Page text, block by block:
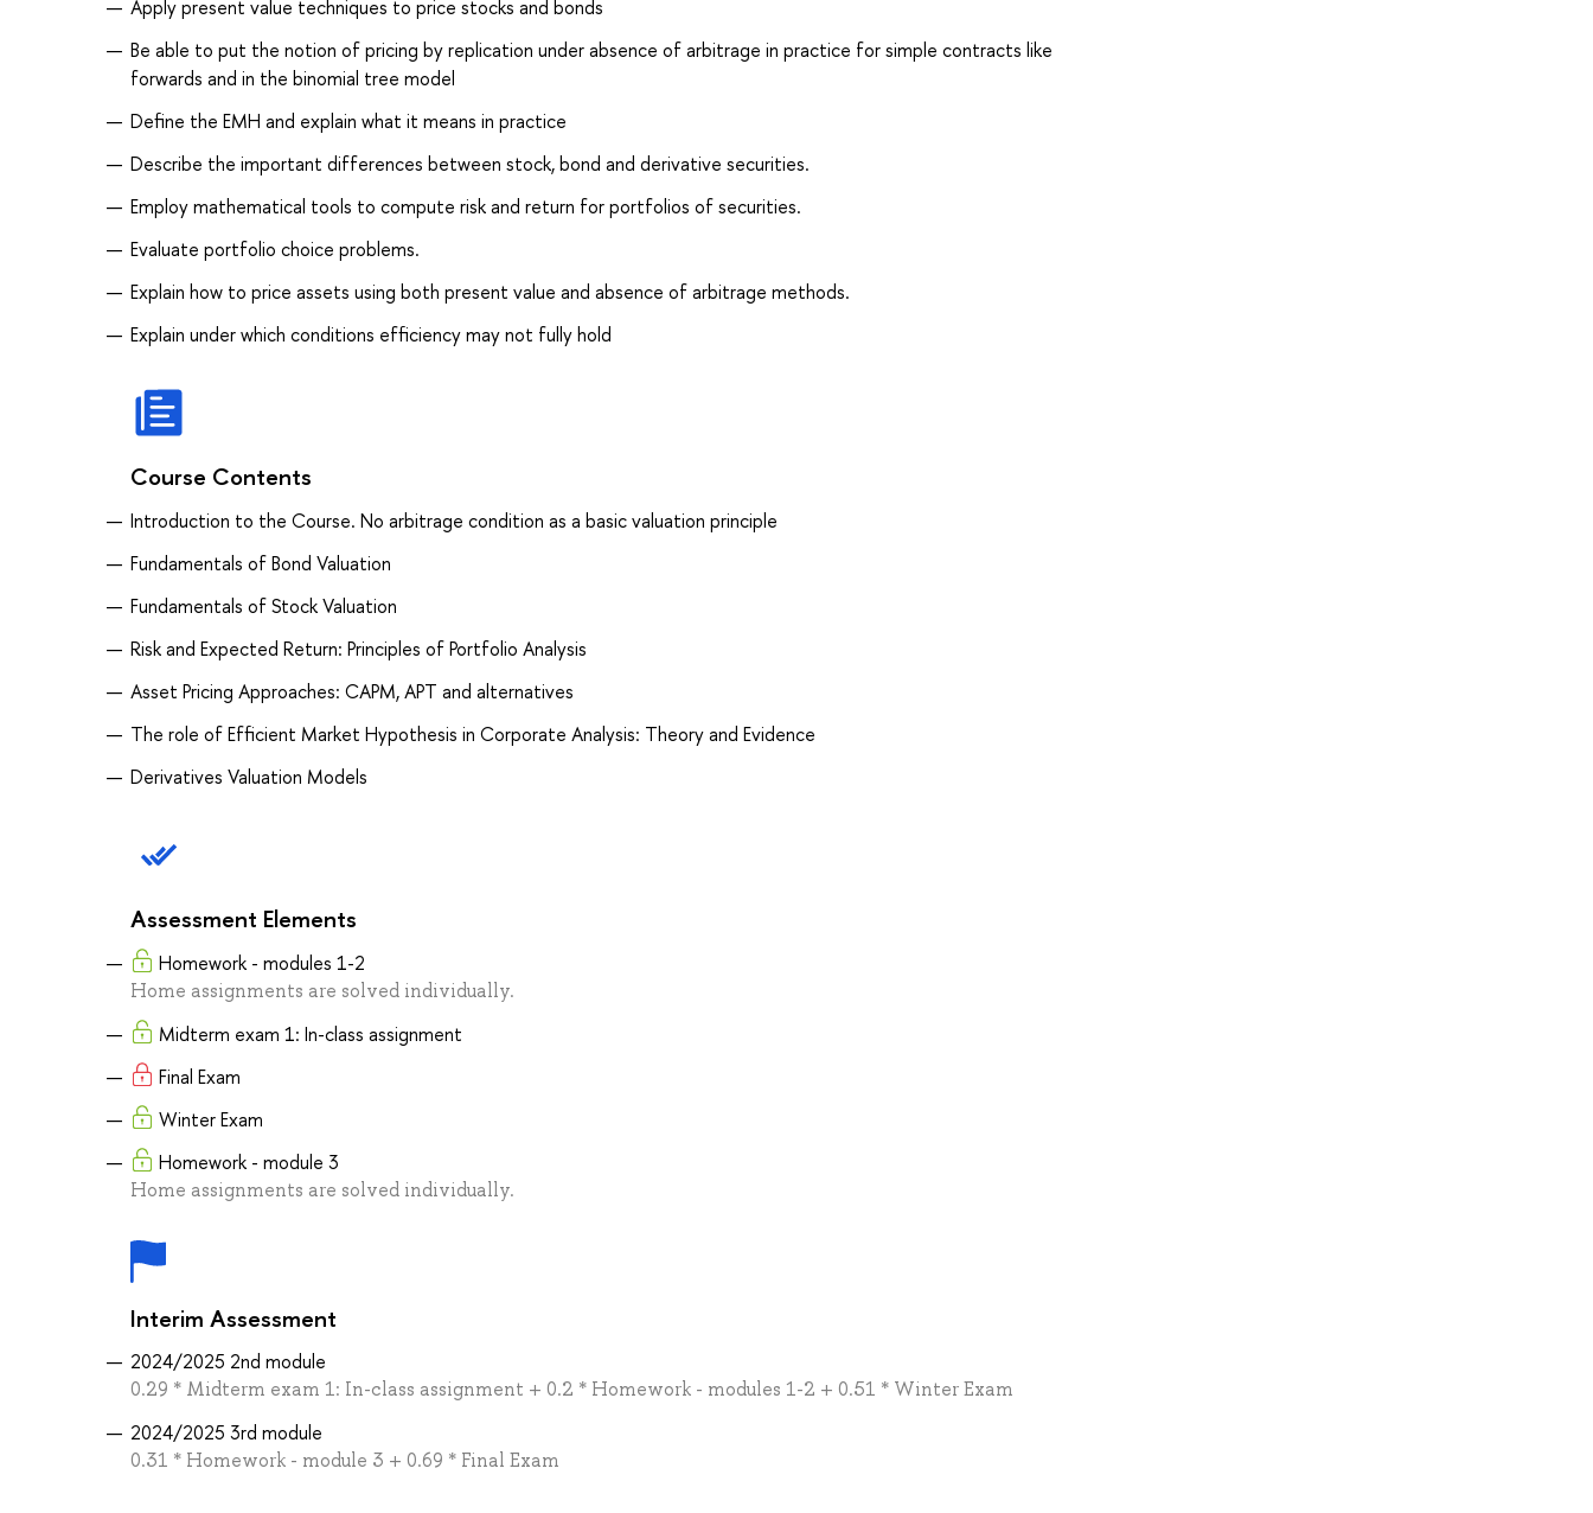
Apply present value techniques to price stocks and bonds
Be able to put the notion of pricing by replication under absence of arbitrage in practice for simple contracts like
forwards and in the binomial tree model
Define the EMH and explain what it means in practice
Describe the important differences between stock, bond and derivative securities.
Employ mathematical tools to compute risk and return for portfolios of securities.
Evaluate portfolio choice problems.
Explain how to price assets using both present value and absence of arbitrage methods.
Explain under which conditions efficiency may not fully hold
Course Contents
Introduction to the Course. No arbitrage condition as a basic valuation principle
Fundamentals of Bond Valuation
Fundamentals of Stock Valuation
Risk and Expected Return: Principles of Portfolio Analysis
Asset Pricing Approaches: CAPM, APT and alternatives
The role of Efficient Market Hypothesis in Corporate Analysis: Theory and Evidence
Derivatives Valuation Models
Assessment Elements
Homework - modules 1-2
Home assignments are solved individually.
Midterm exam 1: In-class assignment
Final Exam
Winter Exam
Homework - module 3
Home assignments are solved individually.
Interim Assessment
2024/2025 2nd module
0.29 * Midterm exam 1: In-class assignment + 0.2 * Homework - modules 1-2 + 0.51 * Winter Exam
2024/2025 3rd module
0.31 * Homework - module 3 + 0.69 * Final Exam